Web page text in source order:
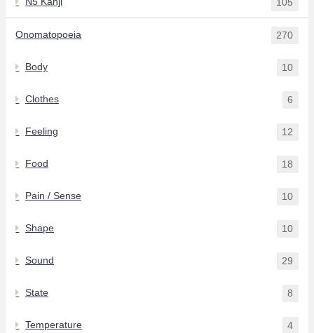
105
Onomatopoeia 270
Body 10
Clothes 6
Feeling 12
Food 18
Pain / Sense 10
Shape 10
Sound 29
State 8
Temperature 4